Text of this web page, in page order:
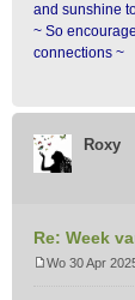
and sunshine
~ So
connections ~
Roxy
Re: Week
Wo 30 Apr